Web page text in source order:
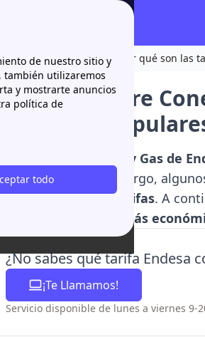
de nuestro sitio y
también utilizaremos
y mostrarte anuncios
política de
todo
Luz y Gas Endesa ¿Por qué son las
sobre
más
tarifas Conecta Luz y Gas de
online
. Sin embargo,
de las tarifas. A
es la
opción más
¿No sabes qué tarifa Endesa
¡Te Llamamos!
Servicio disponible de lunes a viernes 9-